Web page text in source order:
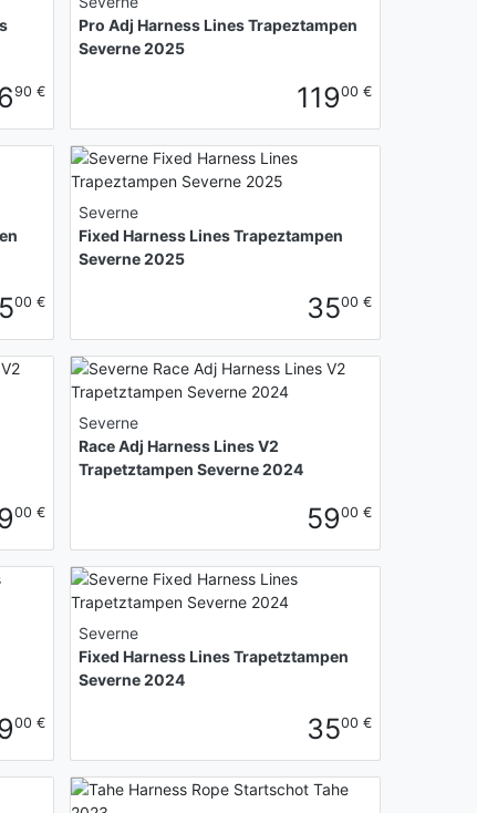
90 €
Pro Adj Harness Lines Trapeztampen
Severne 2025
11900 €
00 €
Severne
Fixed Harness Lines Trapeztampen
Severne 2025
3500 €
00 €
Severne
Race Adj Harness Lines V2
Trapetztampen Severne 2024
5900 €
00 €
Severne
Fixed Harness Lines Trapetztampen
Severne 2024
3500 €